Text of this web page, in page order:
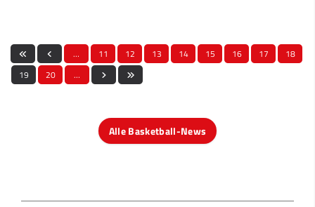
… 11 12 13 14 15 16 17
18
19
20 …
Alle Basketball-News